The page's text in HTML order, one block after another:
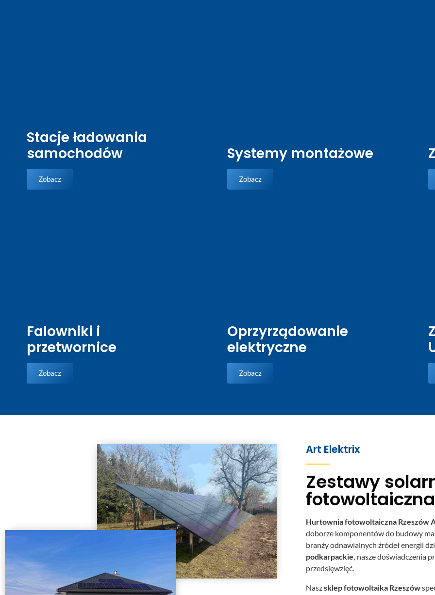
Stacje ładowania
samochodów
Zobacz
Systemy montażowe
Zobacz
Falowniki i
przetwornice
Zobacz
Oprzyrządowanie
elektryczne
Zobacz
Art Elektrix
Zestawy
Hurtownia fotowoltaiczna Rzeszów
doborze komponentów do budowy
branży odnawialnych źródeł energii
podkarpackie, nasze doświadczenia
przedsięwzięć.
Naszsklep fotowoltaika Rzeszów